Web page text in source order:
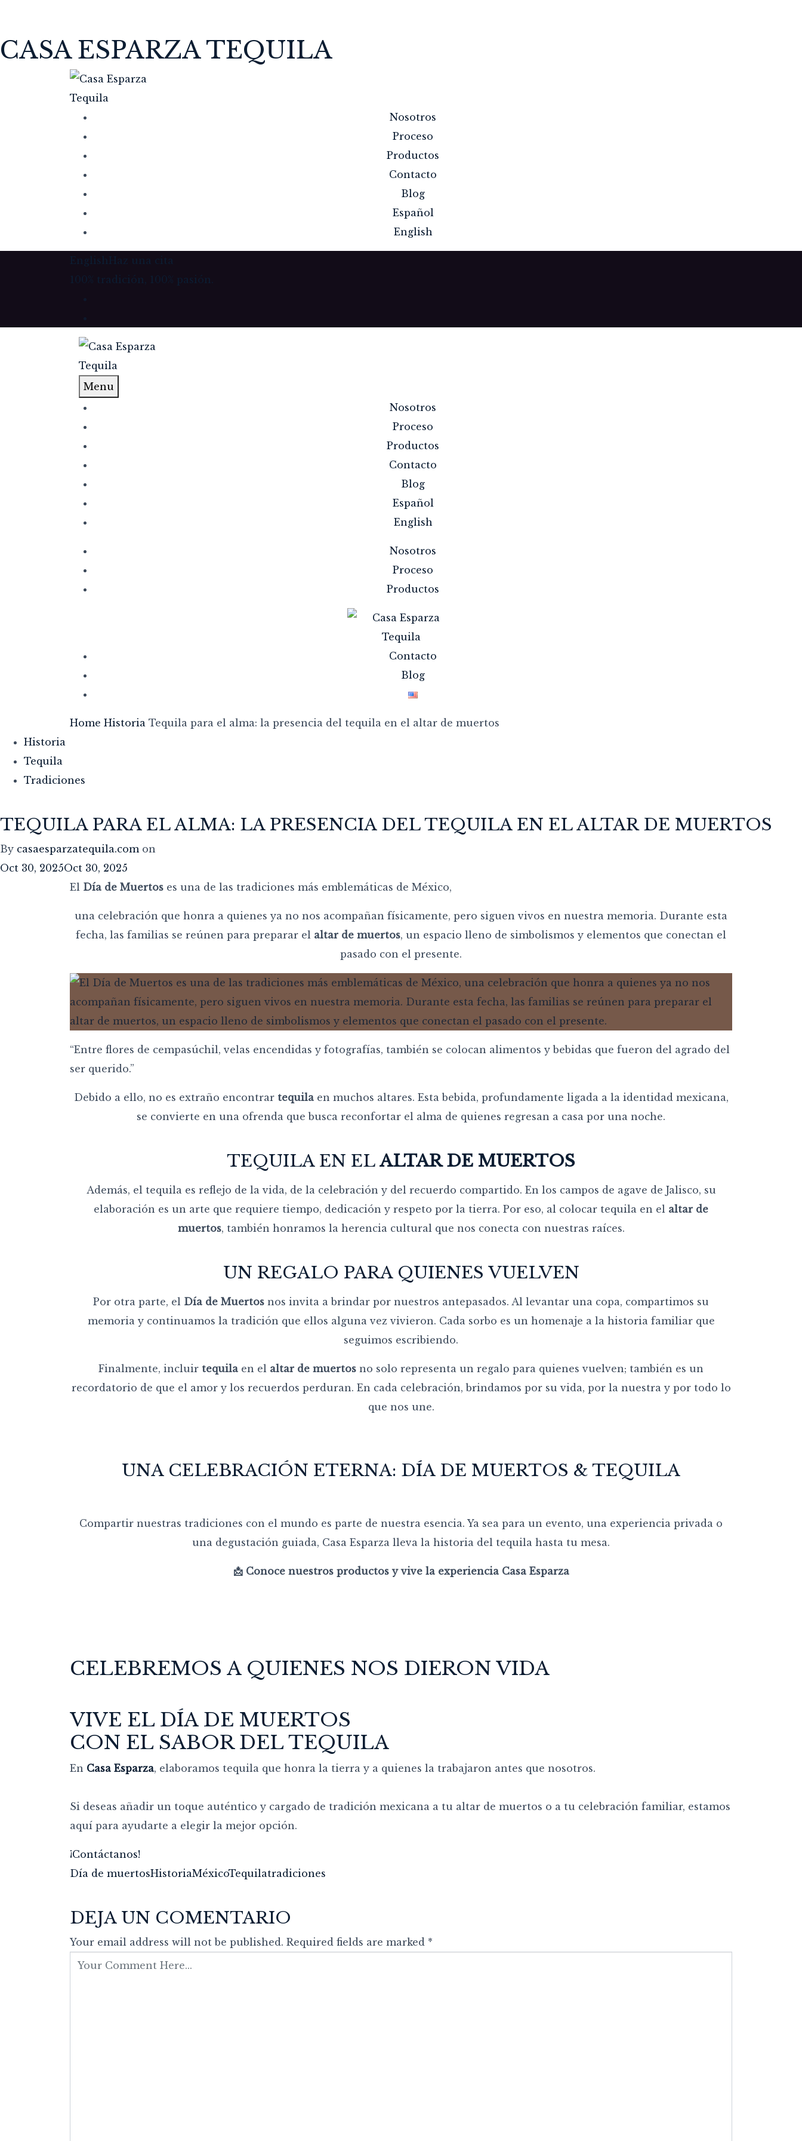
CASA ESPARZA TEQUILA
Nosotros
Proceso
Productos
Contacto
Blog
Español
English
EnglishHaz una cita
100% tradición, 100% pasión.
Menu
Nosotros
Proceso
Productos
Contacto
Blog
Español
English
Nosotros
Proceso
Productos
Contacto
Blog
Home Historia Tequila para el alma: la presencia del tequila en el altar de muertos
Historia
Tequila
Tradiciones
TEQUILA PARA EL ALMA: LA PRESENCIA DEL TEQUILA EN EL ALTAR DE MUERTOS
By casaesparzatequila.comon
Oct 30, 2025Oct 30, 2025
El Día de Muertos es una de las tradiciones más emblemáticas de México,
una celebración que honra a quienes ya no nos acompañan físicamente, pero siguen vivos en nuestra memoria. Durante esta
fecha, las familias se reúnen para preparar el altar de muertos, un espacio lleno de simbolismos y elementos que conectan el
pasado con el presente.
“Entre flores de cempasúchil, velas encendidas y fotografías, también se colocan alimentos y bebidas que fueron del agrado del
ser querido.”
Debido a ello, no es extraño encontrar tequilaen muchos altares. Esta bebida, profundamente ligada a la identidad mexicana,
se convierte en una ofrenda que busca reconfortar el alma de quienes regresan a casa por una noche.
TEQUILA EN EL ALTAR DE MUERTOS
Además, el tequila es reflejo de la vida, de la celebración y del recuerdo compartido. En los campos de agave de Jalisco, su
elaboración es un arte que requiere tiempo, dedicación y respeto por la tierra. Por eso, al colocar tequila en el altar de
muertos, también honramos la herencia cultural que nos conecta con nuestras raíces.
UN REGALO PARA QUIENES VUELVEN
Por otra parte, el Día de Muertos nos invita a brindar por nuestros antepasados. Al levantar una copa, compartimos su
memoria y continuamos la tradición que ellos alguna vez vivieron. Cada sorbo es un homenaje a la historia familiar que
seguimos escribiendo.
Finalmente, incluir tequila en el altar de muertos no solo representa un regalo para quienes vuelven; también es un
recordatorio de que el amor y los recuerdos perduran. En cada celebración, brindamos por su vida, por la nuestra y por todo lo
que nos une.
UNA CELEBRACIÓN ETERNA: DÍA DE MUERTOS & TEQUILA
Compartir nuestras tradiciones con el mundo es parte de nuestra esencia. Ya sea para un evento, una experiencia privada o
una degustación guiada, Casa Esparza lleva la historia del tequila hasta tu mesa.
📩 Conoce nuestros productos y vive la experiencia Casa Esparza
CELEBREMOS A QUIENES NOS DIERON VIDA
VIVE EL DÍA DE MUERTOS
CON EL SABOR DEL TEQUILA
En Casa Esparza, elaboramos tequila que honra la tierra y a quienes la trabajaron antes que nosotros.
Si deseas añadir un toque auténtico y cargado de tradición mexicana a tu altar de muertos o a tu celebración familiar, estamos
aquí para ayudarte a elegir la mejor opción.
¡Contáctanos!
Día de muertosHistoriaMéxicoTequilatradiciones
DEJA UN COMENTARIO
Your email address will not be published. Required fields are marked *